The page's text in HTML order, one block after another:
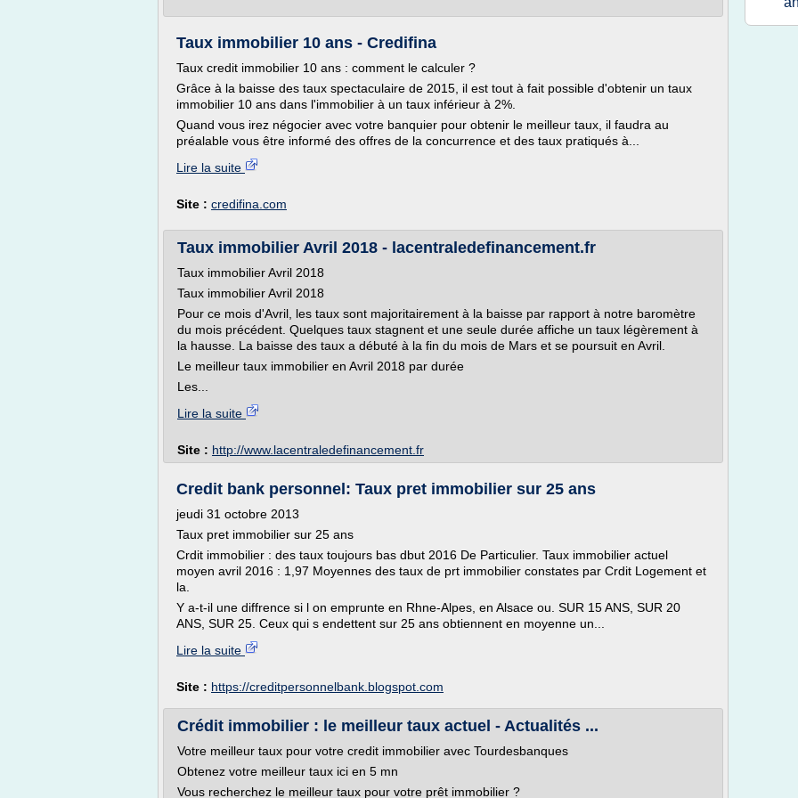
Taux immobilier 10 ans - Credifina
Taux credit immobilier 10 ans : comment le calculer ?
Grâce à la baisse des taux spectaculaire de 2015, il est tout à fait possible d'obtenir un taux
immobilier 10 ans dans l'immobilier à un taux inférieur à 2%.
Quand vous irez négocier avec votre banquier pour obtenir le meilleur taux, il faudra au
préalable vous être informé des offres de la concurrence et des taux pratiqués à...
Lire la suite
Site : credifina.com
Taux immobilier Avril 2018 - lacentraledefinancement.fr
Taux immobilier Avril 2018
Taux immobilier Avril 2018
Pour ce mois d'Avril, les taux sont majoritairement à la baisse par rapport à notre baromètre
du mois précédent. Quelques taux stagnent et une seule durée affiche un taux légèrement à
la hausse. La baisse des taux a débuté à la fin du mois de Mars et se poursuit en Avril.
Le meilleur taux immobilier en Avril 2018 par durée
Les...
Lire la suite
Site : http://www.lacentraledefinancement.fr
Credit bank personnel: Taux pret immobilier sur 25 ans
jeudi 31 octobre 2013
Taux pret immobilier sur 25 ans
Crdit immobilier : des taux toujours bas dbut 2016 De Particulier. Taux immobilier actuel
moyen avril 2016 : 1,97 Moyennes des taux de prt immobilier constates par Crdit Logement et
la.
Y a-t-il une diffrence si l on emprunte en Rhne-Alpes, en Alsace ou. SUR 15 ANS, SUR 20
ANS, SUR 25. Ceux qui s endettent sur 25 ans obtiennent en moyenne un...
Lire la suite
Site : https://creditpersonnelbank.blogspot.com
Crédit immobilier : le meilleur taux actuel - Actualités ...
Votre meilleur taux pour votre credit immobilier avec Tourdesbanques
Obtenez votre meilleur taux ici en 5 mn
Vous recherchez le meilleur taux pour votre prêt immobilier ?